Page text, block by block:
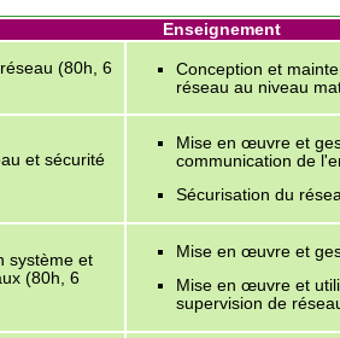
Enseignement
(80h, 6
Conception et
réseau au niveau
et sécurité
Mise en œuvre et
communication de
Sécurisation du
système et
(80h, 6
Mise en œuvre et
Mise en œuvre et
supervision de